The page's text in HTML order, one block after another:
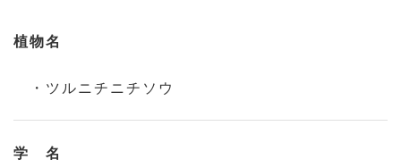
植物名
・ツルニチニチソウ
学 名